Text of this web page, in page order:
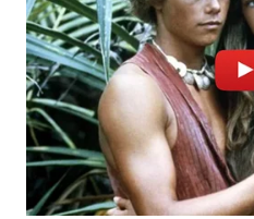
WAHANA
ADVOKAT
WAHANA
INFRASTRUKTUR
WAHANA